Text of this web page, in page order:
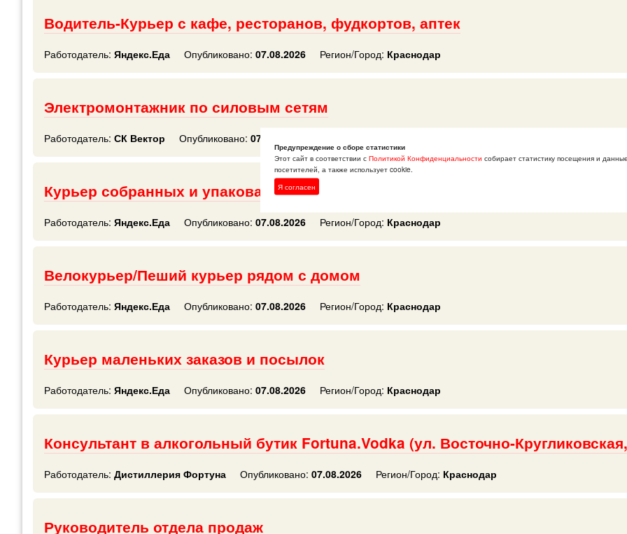
Водитель-Курьер с кафе, ресторанов, фудкортов, аптек
Работодатель: Яндекс.Еда Опубликовано: 07.08.2026 Регион/Город: Краснодар
Электромонтажник по силовым сетям
Работодатель: СК Вектор Опубликовано: 07.08.2026
Курьер собранных и упакованных посылок
Работодатель: Яндекс.Еда Опубликовано: 07.08.2026 Регион/Город: Краснодар
Велокурьер/Пеший курьер рядом с домом
Работодатель: Яндекс.Еда Опубликовано: 07.08.2026 Регион/Город: Краснодар
Курьер маленьких заказов и посылок
Работодатель: Яндекс.Еда Опубликовано: 07.08.2026 Регион/Город: Краснодар
Консультант в алкогольный бутик Fortuna.Vodka (ул. Восточно-
Работодатель: Дистиллерия Фортуна Опубликовано: 07.08.2026 Регион/Город: Краснодар
Руководитель отдела продаж
Предупреждение о сборе статистики
Этот сайт в соответствии с Политикой Конфиденциальности собирает статистику посещения и
посетителей, а также использует cookie.
Я согласен